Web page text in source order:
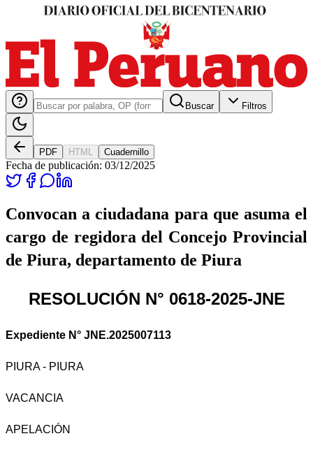
Buscar Filtros
PDF HTML Cuadernillo
Fecha de publicación: 03/12/2025
Convocan a ciudadana para que asuma el
cargo de regidora del Concejo Provincial
de Piura, departamento de Piura
RESOLUCIÓN N° 0618-2025-JNE
Expediente N° JNE.2025007113
PIURA - PIURA
VACANCIA
APELACIÓN